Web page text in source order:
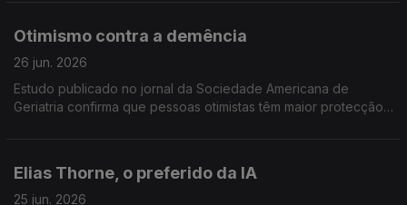
Otimismo contra a demência
26 jun. 2026
Estudo publicado no jornal da Sociedade Americana de
Geriatria confirma que pessoas otimistas têm maior protecção
Elias Thorne, o preferido da IA
25 jun. 2026